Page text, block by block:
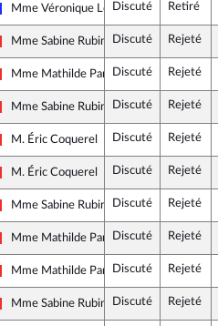
Les Républicains
Mme Véronique Louwagie
Discuté Retiré
La France insoumise
Mme Sabine Rubin Discuté Rejeté
La France insoumise
Mme Mathilde PanotDiscuté Rejeté
La France insoumise
Mme Sabine Rubin Discuté Rejeté
La France insoumise
M. Éric Coquerel Discuté Rejeté
La France insoumise
M. Éric Coquerel Discuté Rejeté
La France insoumise
Mme Sabine Rubin Discuté Rejeté
La France insoumise
Mme Mathilde PanotDiscuté Rejeté
La France insoumise
Mme Mathilde PanotDiscuté Rejeté
La France insoumise
Mme Sabine Rubin Discuté Rejeté